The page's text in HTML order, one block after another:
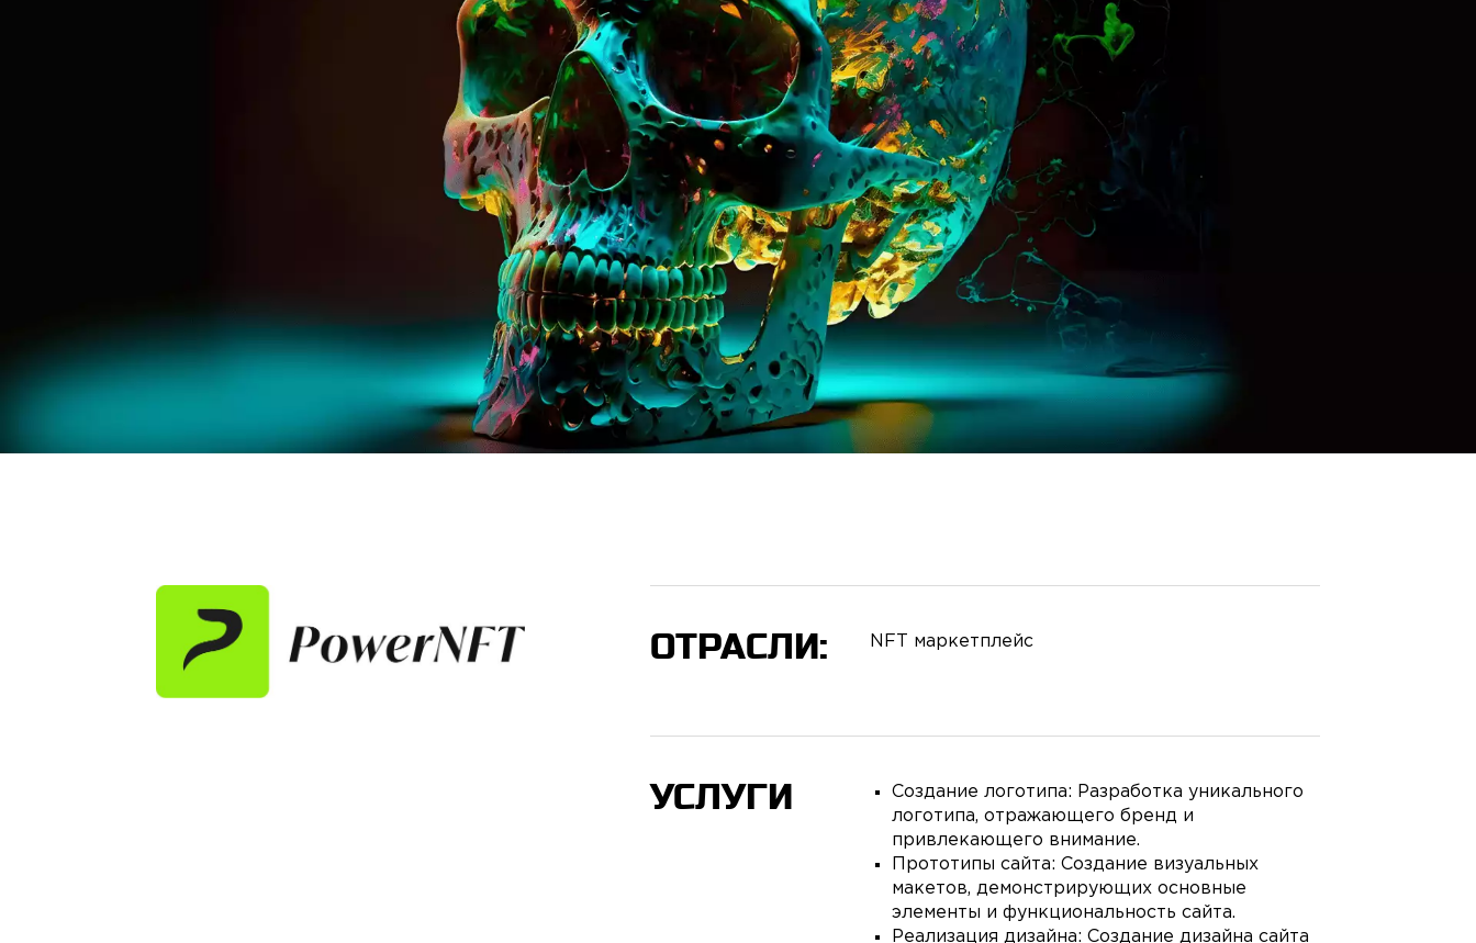
ОТРАСЛИ: NFT маркетплейс
УСЛУГИ
Создание логотипа: Разработка уникального
логотипа, отражающего бренд и
привлекающего внимание.
Прототипы сайта: Создание визуальных
макетов, демонстрирующих основные
элементы и функциональность сайта.
Реализация дизайна: Создание дизайна сайта